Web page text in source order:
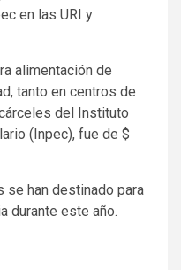
en las URI y
alimentación de
tanto en centros de
del Instituto
(Inpec), fue de $
se han destinado para
durante este año.